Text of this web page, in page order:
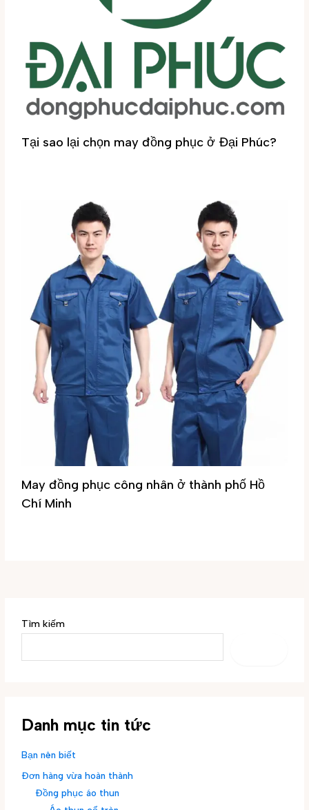
Tại sao lại chọn may đồng phục ở Đại Phúc?
May đồng phục công nhân ở thành phố Hồ
Chí Minh
Tìm kiếm
Danh mục tin tức
Bạn nên biết
Đơn hàng vừa hoàn thành
Đồng phục áo thun